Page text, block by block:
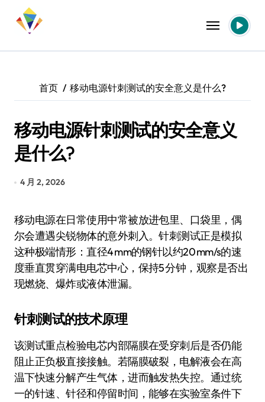
首页 移动电源针刺测试的安全意义是什么?
移动电源针刺测试的安全意义
是什么?
4 月 2, 2026
移动电源在日常使用中常被放进包里、口袋里，偶
尔会遭遇尖锐物体的意外刺入。针刺测试正是模拟
这种极端情形：直径4 mm的钢针以约20 mm/s的速
度垂直贯穿满电电芯中心，保持5 分钟，观察是否出
现燃烧、爆炸或液体泄漏。
针刺测试的技术原理
该测试重点检验电芯内部隔膜在受穿刺后是否仍能
阻止正负极直接接触。若隔膜破裂，电解液会在高
温下快速分解产生气体，进而触发热失控。通过统
一的针速、针径和停留时间，能够在实验室条件下